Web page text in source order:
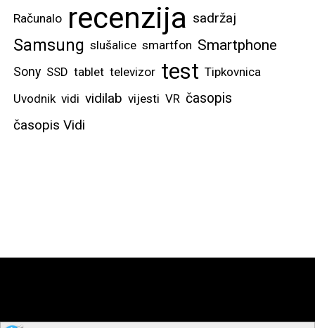
Računalo recenzija sadržaj
Samsung slušalice smartfon Smartphone
Sony SSD tablet televizor test Tipkovnica
Uvodnik vidi vidilab vijesti VR časopis
časopis Vidi